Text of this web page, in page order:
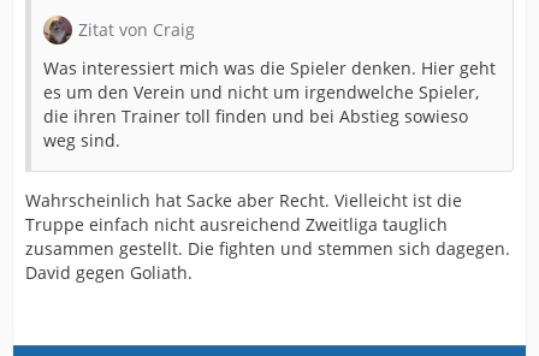
Zitat von Craig
Was interessiert mich was die Spieler denken. Hier geht
es um den Verein und nicht um irgendwelche Spieler,
die ihren Trainer toll finden und bei Abstieg sowieso
weg sind.
Wahrscheinlich hat Sacke aber Recht. Vielleicht ist die
Truppe einfach nicht ausreichend Zweitliga tauglich
zusammen gestellt. Die fighten und stemmen sich dagegen.
David gegen Goliath.